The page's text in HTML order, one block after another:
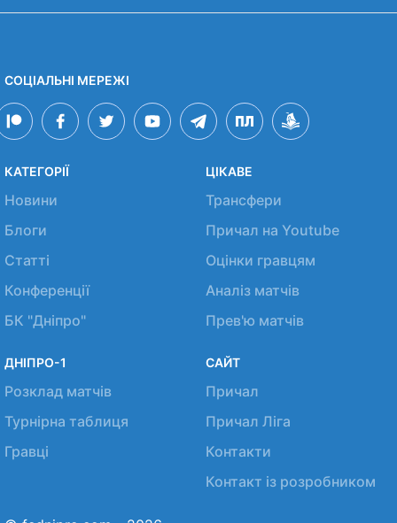
СОЦІАЛЬНІ МЕРЕЖІ
КАТЕГОРІЇ
Новини
Блоги
Статті
Конференції
БК "Дніпро"
ЦІКАВЕ
Трансфери
Причал на Youtube
Оцінки гравцям
Аналіз матчів
Прев'ю матчів
ДНІПРО-1
Розклад матчів
Турнірна таблиця
Гравці
САЙТ
Причал
Причал Ліга
Контакти
Контакт із розробником